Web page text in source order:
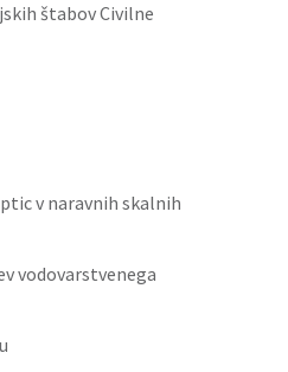
štabov Civilne
v naravnih skalnih
vodovarstvenega